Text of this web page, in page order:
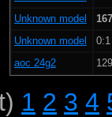
Unknown model
Unknown model
aoc 24g2
1 2 3 4